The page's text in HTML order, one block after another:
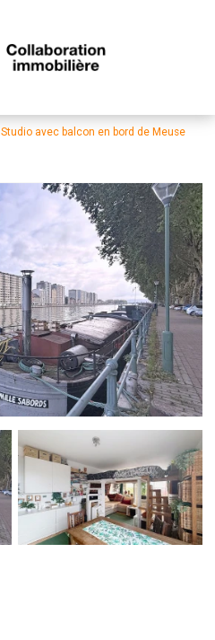
Studio avec balcon en bord de Meuse